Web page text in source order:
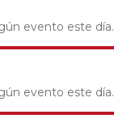
evento este día.
evento este día.